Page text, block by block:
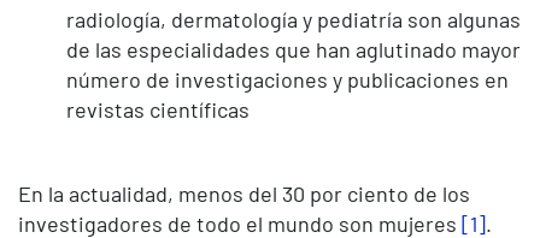
radiología, dermatología y pediatría son algunas
de las especialidades que han aglutinado mayor
número de investigaciones y publicaciones en
revistas científicas
En la actualidad, menos del 30 por ciento de los
investigadores de todo el mundo son mujeres [1].